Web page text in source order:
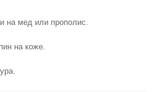
на мед или прополис.
на коже.